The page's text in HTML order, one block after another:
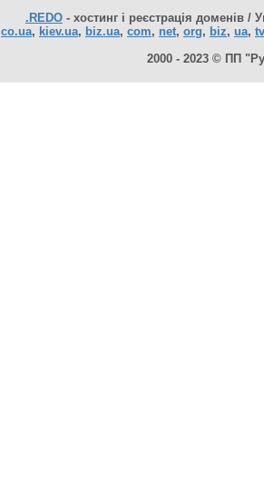
.REDO - хостинг і реєстрація доменів /
co.ua, kiev.ua, biz.ua, com, net, org, biz, ua, tv
2000 - 2023 © ПП